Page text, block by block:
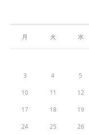
月 火 水
3 4 5
10 11 12
17 18 19
24 25 26